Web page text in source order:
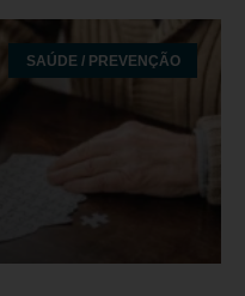
SAÚDE / PREVENÇÃO